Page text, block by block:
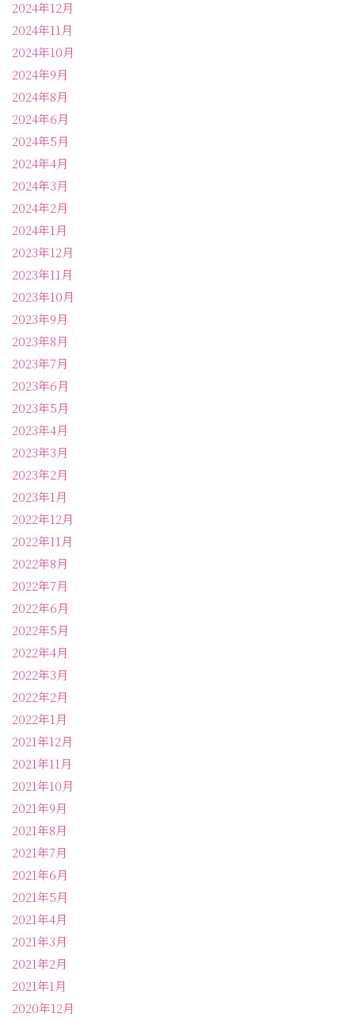
2024年12月
2024年11月
2024年10月
2024年9月
2024年8月
2024年6月
2024年5月
2024年4月
2024年3月
2024年2月
2024年1月
2023年12月
2023年11月
2023年10月
2023年9月
2023年8月
2023年7月
2023年6月
2023年5月
2023年4月
2023年3月
2023年2月
2023年1月
2022年12月
2022年11月
2022年8月
2022年7月
2022年6月
2022年5月
2022年4月
2022年3月
2022年2月
2022年1月
2021年12月
2021年11月
2021年10月
2021年9月
2021年8月
2021年7月
2021年6月
2021年5月
2021年4月
2021年3月
2021年2月
2021年1月
2020年12月